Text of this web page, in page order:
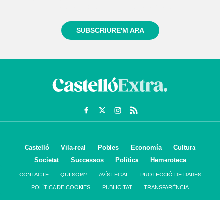
SUBSCRIURE'M ARA
Castelló Vila-real Pobles Economía
Cultura
Societat
Successos Política Hemeroteca
CONTACTE QUI SOM? AVÍS LEGAL PROTECCIÓ DE DADES
POLÍTICA DE COOKIES PUBLICITAT TRANSPARÈNCIA